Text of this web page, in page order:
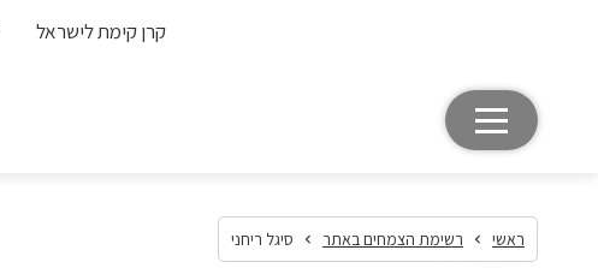
קרן קימת לישראל
ראשי רשימת הצמחים באתר סיגל ריחני